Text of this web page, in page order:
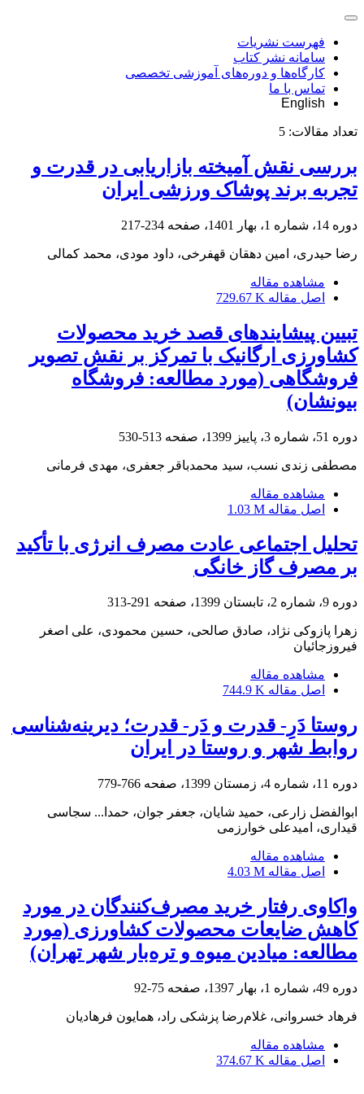
فهرست نشریات
سامانه نشر کتاب
کارگاه‌ها و دوره‌های آموزشی تخصصی
تماس با ما
English
تعداد مقالات: 5
بررسی نقش آمیخته بازاریابی در قدرت و
تجربه برند پوشاک ورزشی ایران
دوره 14، شماره 1، بهار 1401، صفحه 234-217
رضا حیدری، امین دهقان قهفرخی، داود مودی، محمد کمالی
مشاهده مقاله
اصل مقاله 729.67 K
تبیین پیشایندهای قصد خرید محصولات
کشاورزی ارگانیک با تمرکز بر نقش تصویر
فروشگاهی (مورد مطالعه: فروشگاه
بیونشان)
دوره 51، شماره 3، پاییز 1399، صفحه 513-530
مصطفی زندی نسب، سید محمدباقر جعفری، مهدی فرمانی
مشاهده مقاله
اصل مقاله 1.03 M
تحلیل اجتماعی عادت مصرف انرژی با تأکید
بر مصرف گاز خانگی
دوره 9، شماره 2، تابستان 1399، صفحه 291-313
زهرا پازوکی نژاد، صادق صالحی، حسین محمودی، علی اصغر
فیروزجائیان
مشاهده مقاله
اصل مقاله 744.9 K
روستا دَرِ- قدرت و دَر- قدرت؛ دیرینه‌شناسی
روابط شهر و روستا در ایران
دوره 11، شماره 4، زمستان 1399، صفحه 766-779
ابوالفضل زارعی، حمید شایان، جعفر جوان، حمدا... سجاسی
قیداری، امیدعلی خوارزمی
مشاهده مقاله
اصل مقاله 4.03 M
واکاوی رفتار خرید مصرف‌کنندگان در مورد
کاهش ضایعات محصولات کشاورزی (مورد
مطالعه: میادین میوه و تره‌بار شهر تهران)
دوره 49، شماره 1، بهار 1397، صفحه 75-92
فرهاد خسروانی، غلام‌رضا پزشکی راد، همایون فرهادیان
مشاهده مقاله
اصل مقاله 374.67 K